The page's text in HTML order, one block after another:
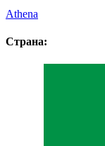
Athena
Страна: